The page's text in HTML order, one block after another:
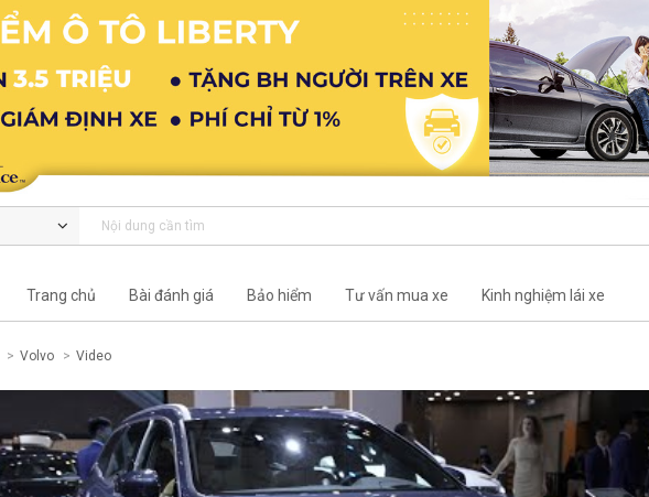
Trang chủ Bài đánh giá Bảo hiểm Tư vấn mua xe Kinh nghiệm lái xe
Volvo Video